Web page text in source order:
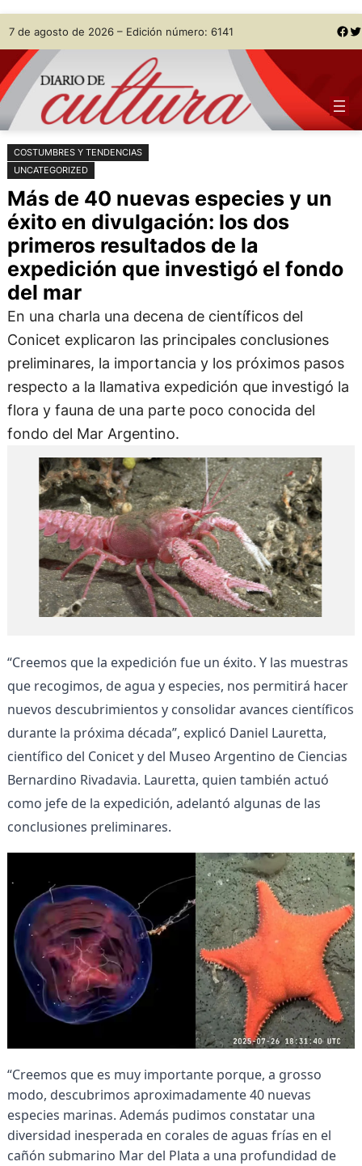
Saltar
al
contenido
Skip
to
content
7 de agosto de 2026 – Edición número: 6141 Facebook Twitter
COSTUMBRES Y TENDENCIAS
UNCATEGORIZED
Más de 40 nuevas especies y un
éxito en divulgación: los dos
primeros resultados de la
expedición que investigó el fondo
del mar
En una charla una decena de científicos del
Conicet explicaron las principales conclusiones
preliminares, la importancia y los próximos pasos
respecto a la llamativa expedición que investigó la
flora y fauna de una parte poco conocida del
fondo del Mar Argentino.
“Creemos que la expedición fue un éxito. Y las muestras
que recogimos, de agua y especies, nos permitirá hacer
nuevos descubrimientos y consolidar avances científicos
durante la próxima década”, explicó Daniel Lauretta,
científico del Conicet y del Museo Argentino de Ciencias
Bernardino Rivadavia. Lauretta, quien también actuó
como jefe de la expedición, adelantó algunas de las
conclusiones preliminares.
“Creemos que es muy importante porque, a grosso
modo, descubrimos aproximadamente 40 nuevas
especies marinas. Además pudimos constatar una
diversidad inesperada en corales de aguas frías en el
cañón submarino Mar del Plata a una profundidad de